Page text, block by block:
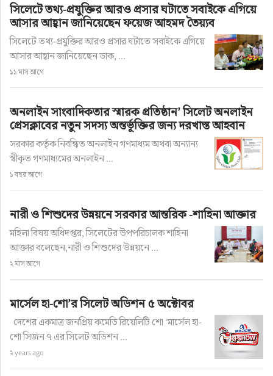
অনু্ষ্ঠিত গুরুত্বপূর্ণ এ মতবিনিময় সভায় উপস্হিত ছিলেন,
ছাতক প্রেসক্লাব সভাপতি সৈয়দ হারুন অর রশীদ, সহ
সভাপতি বদর উদ্দিন আহমদ, সাধারণ সম্পাদক আব্দুল
আলিম, সাংগঠনিক সম্পাদক নুর মিয়া রাজু, সহ-প্রচার
সম্পাদক আমিনুল ইসলাম আজির, ছাতক উপজেলা
অনলাইন প্রেসক্লাবের সভাপতি তানভীর আহমদ জাকির,
নির্বাহী সদস্য রাজ উদ্দিন, হামিদুর রহমান বাবলু, সদস্য
তমাল পোদ্দার, জাহাঙ্গীর আলম চৌধুরী, আমীর আলী,
সেলিম মাহবুব, সুজন তালুকদার, সাংবাদিক জামিল,
অনলাইন প্রেসক্লাবের মোশারফ হোসেন, নাজমুল হাসান
শীর্ষ সংবাদ ›সিলেট সংবাদ
ঘাসিটুলা সরকারি প্রাথমিক বিদ‍্যালয়ের
প্রাক্তন প্রধান শিক্ষককে সংবর্ধনা প্রদান
সিলেটে তথ্য-প্রযুক্তির আরও প্রসার ঘটাতে সবাইকে এগিয়ে
আসার আহ্বান জানিয়েছেন ফয়েজ আহমদ তৈয়্যব
সিলেটে তথ্য-প্রযুক্তির আরও প্রসার ঘটাতে সবাইকে এগিয়ে
আসার আহ্বান জানিয়েছেন ডাক, ...
১১ মাস আগে
অনলাইন সাংবাদিকতার স্মারক প্রতিষ্ঠান’ সিলেট অনলাইন
প্রেসক্লাবের নতুন সদস্য অন্তর্ভূক্তির জন্য দরখাস্ত আহবান
সরকার কর্তৃক নিবন্ধিত অনলাইন গণমাধ্যম অথবা অন্যান্য
স্বীকৃত গণমাধ্যমের অনলাইন ...
১ বছর আগে
নারী ও শিশুদের উন্নয়নে সরকার আন্তরিক -শাহিনা আক্তার
মহিলা বিষয় অধিদপ্তর, সিলেটের উপপরিচালক শাহিনা
আক্তার বলেছেন,নারী ও শিশুদের উন্নয়নে ...
২ মাস আগে
মার্সেল হা-শো’র সিলেট অডিশন ৫ অক্টোবর
দেশের একমাত্র জনপ্রিয় কমেডি রিয়েলিটি শো ‘মার্সেল হা-
শো সিজন ৭ এর সিলেট অডিশন ...
২ years ago